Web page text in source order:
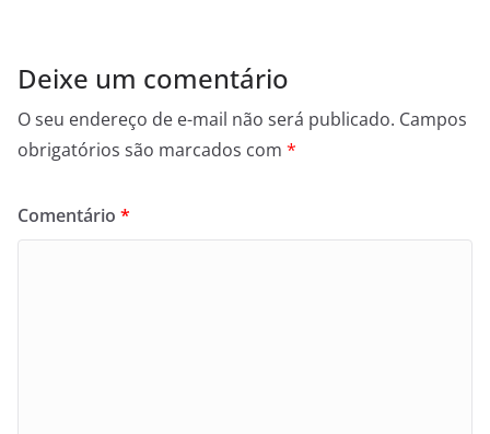
Deixe um comentário
O seu endereço de e-mail não será publicado. Campos
obrigatórios são marcados com *
Comentário *